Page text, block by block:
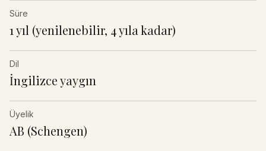
Süre
1 yıl (yenilenebilir, 4 yıla kadar)
Dil
İngilizce yaygın
Üyelik
AB (Schengen)